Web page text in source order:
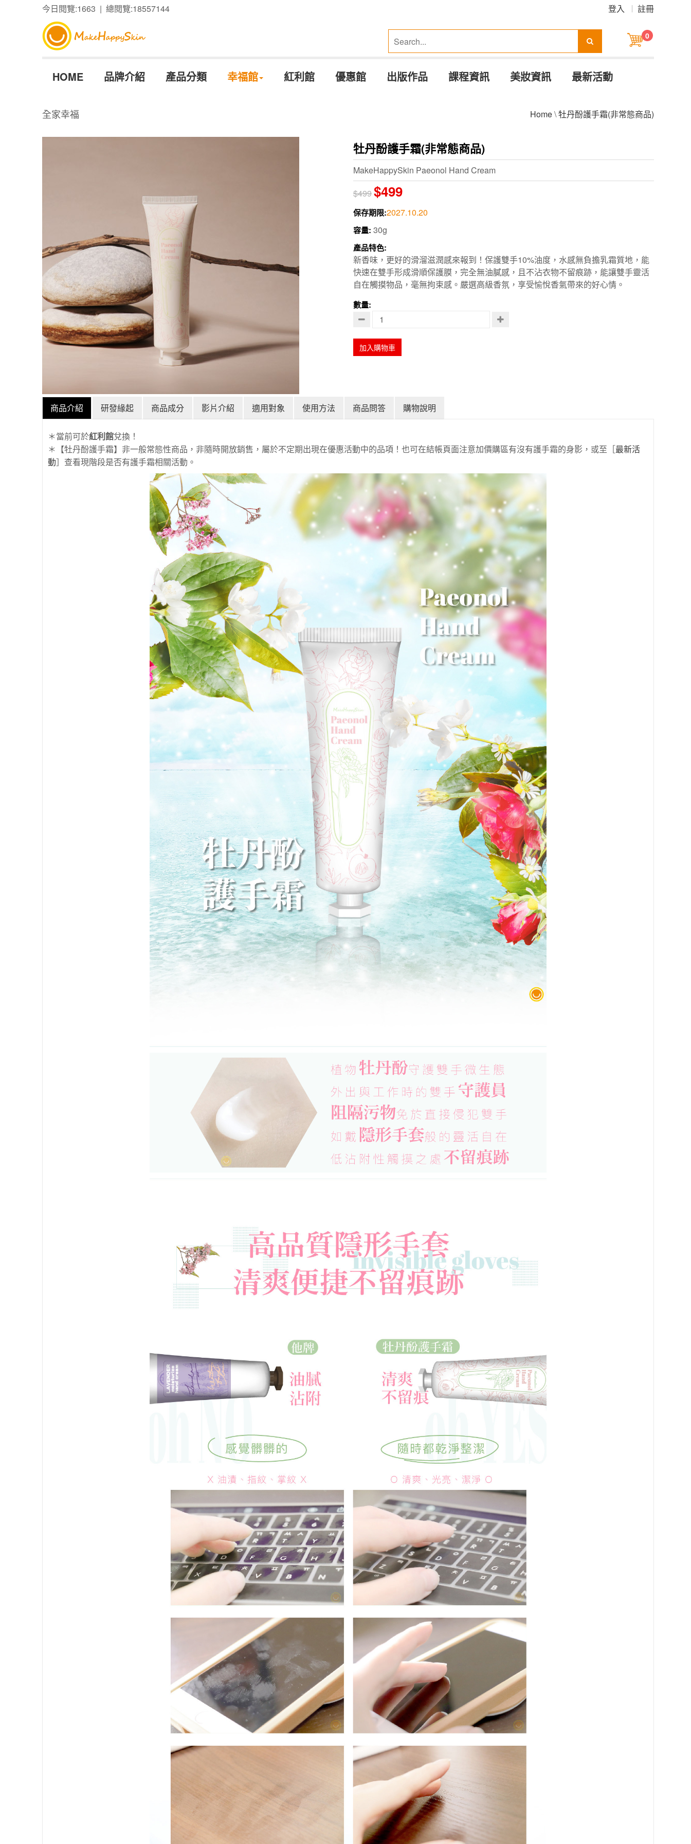
今日閱覽:1663 | 總閱覽:18557144 登入 註冊
0
HOME 品牌介紹 產品分類 幸福館 紅利館 優惠館 出版作品 課程資訊 美妝資訊 最新活動
全家幸福 Home\牡丹酚護手霜(非常態商品)
牡丹酚護手霜(非常態商品)
MakeHappySkin Paeonol Hand Cream
$499$499
保存期限:2027.10.20
容量: 30g
產品特色:
新香味，更好的滑溜滋潤感來報到！保護雙手10%油度，水感無負擔乳霜質地，能
快速在雙手形成滑順保護膜，完全無油膩感，且不沾衣物不留痕跡，能讓雙手靈活
自在觸摸物品，毫無拘束感。嚴選高級香氛，享受愉悅香氣帶來的好心情。
數量:
加入購物車
商品介紹 研發緣起 商品成分 影片介紹 適用對象 使用方法 商品問答 購物說明
＊當前可於紅利館兌換！
＊【牡丹酚護手霜】非一般常態性商品，非隨時開放銷售，屬於不定期出現在優惠活動中的品項！也可在結帳頁面注意加價購區有沒有護手霜的身影，或至［最新活
動］查看現階段是否有護手霜相關活動。